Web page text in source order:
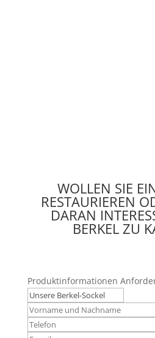
WOLLEN SIE
RESTAURIEREN
DARAN
BERKEL ZU
Produktinformationen